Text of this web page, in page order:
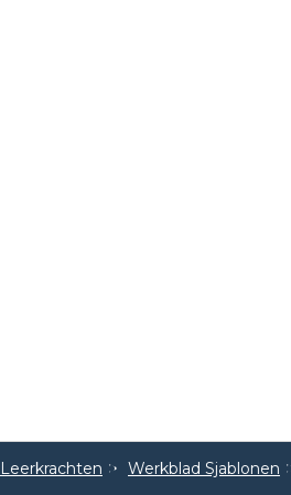
Werkblad Sjablonen